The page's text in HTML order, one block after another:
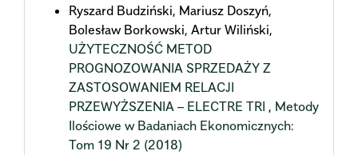
Ryszard Budziński, Mariusz Doszyń,
Bolesław Borkowski, Artur Wiliński,
UŻYTECZNOŚĆ METOD
PROGNOZOWANIA SPRZEDAŻY Z
ZASTOSOWANIEM RELACJI
PRZEWYŻSZENIA – ELECTRE TRI , Metody
Ilościowe w Badaniach Ekonomicznych:
Tom 19 Nr 2 (2018)